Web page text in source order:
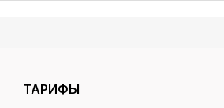
ТАРИФЫ